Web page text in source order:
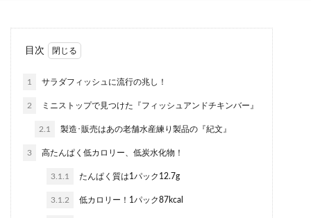
目次
1 サラダフィッシュに流行の兆し！
2 ミニストップで見つけた『フィッシュアンドチキンバー』
2.1 製造･販売はあの老舗水産練り製品の『紀文』
3 高たんぱく低カロリー、低炭水化物！
3.1.1 たんぱく質は1パック12.7g
3.1.2 低カロリー！1パック87kcal